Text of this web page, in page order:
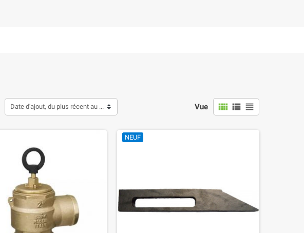
Date d'ajout, du plus récent au plus ancien Vue view_comfy view_list view_headline
NEUF